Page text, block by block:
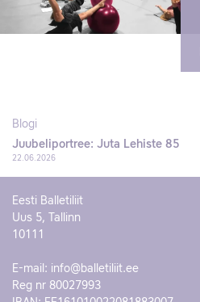
Blogi
Juubeliportree: Juta Lehiste 85
22.06.2026
Eesti Balletiliit
Uus 5, Tallinn
10111
E-mail: info@balletiliit.ee
Reg nr 80027993